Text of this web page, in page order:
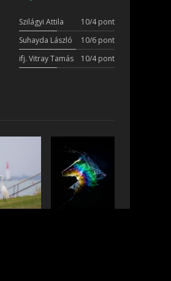
Szilágyi Attila
10/4 pont
Suhayda László
10/6 pont
ifj. Vitray Tamás
10/4 pont